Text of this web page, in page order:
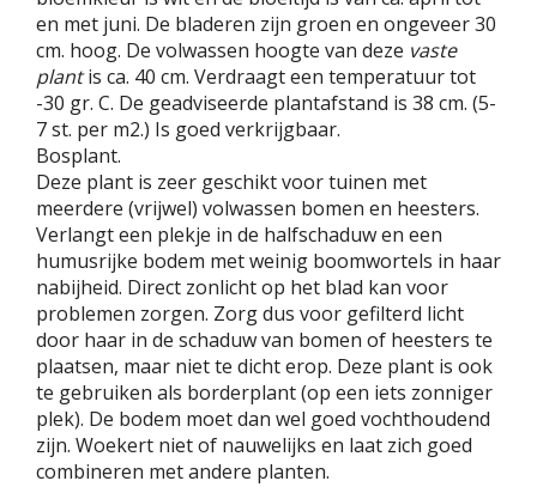
en met juni. De bladeren zijn groen en ongeveer 30
cm. hoog. De volwassen hoogte van deze vaste
plantis ca. 40 cm. Verdraagt een temperatuur tot
-30 gr. C. De geadviseerde plantafstand is 38 cm. (5-
7 st. per m2.) Is goed verkrijgbaar.
Bosplant.
Deze plant is zeer geschikt voor tuinen met
meerdere (vrijwel) volwassen bomen en heesters.
Verlangt een plekje in de halfschaduw en een
humusrijke bodem met weinig boomwortels in haar
nabijheid. Direct zonlicht op het blad kan voor
problemen zorgen. Zorg dus voor gefilterd licht
door haar in de schaduw van bomen of heesters te
plaatsen, maar niet te dicht erop. Deze plant is ook
te gebruiken als borderplant (op een iets zonniger
plek). De bodem moet dan wel goed vochthoudend
zijn. Woekert niet of nauwelijks en laat zich goed
combineren met andere planten.